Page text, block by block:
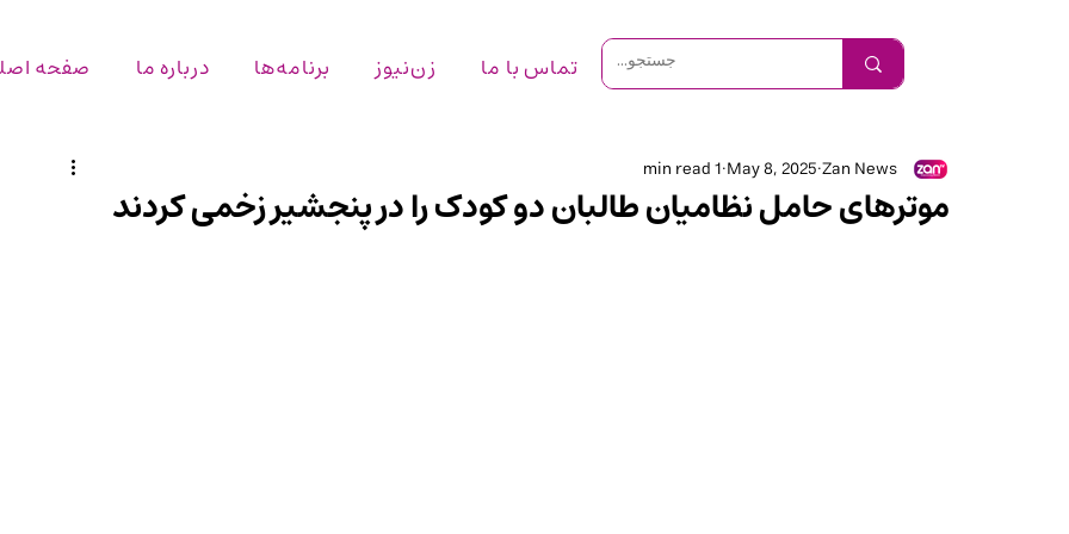
صفحه درباره ما برنامه‌ها زن‌نیوز تماس با ما
موترهای حامل نظامیان طالبان دو کودک را در پنجشیر زخمی کردند
Zan News
May 8, 2025
1 min read